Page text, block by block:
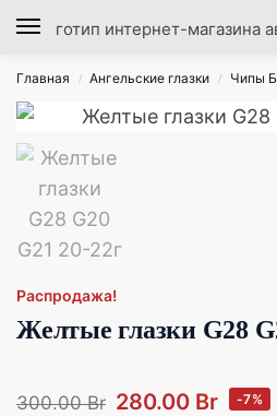
Главная / Ангельские глазки / Чипы
Распродажа!
Желтые глазки G28
300.00Br 280.00 Br -7%